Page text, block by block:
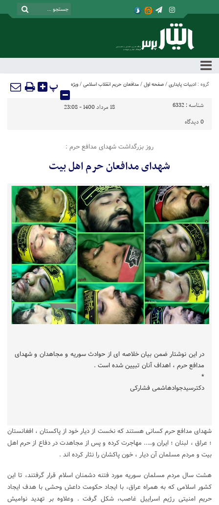
گروه : ادبیات پایداری / صفحه اول / مدافعان حریم انقلاب اسلامی / ویژه پ
شناسه : 6332
18 مرداد 1400 - 23:08
0 دیدگاه
روز بزرگداشت شهدای مدافع حرم :
شهدای مدافعان حرم اهل بیت
در این نوشتار ضمن بیان خلاصه ای از حوادث سوریه و مجاهدان و شهدای
مدافع حرم ، اهداف آنان تبیین شده است .
*
دکترسیدجوادهاشمی فشارکی
شهدای مدافع حرم کسانی هستند که نخست از دیار خود از پاکستان ، افغانستان
؛ عراق ، لبنان ؛ ایران و….. مهاجرت کرده و پس از مجاهدت در دفاع از حرم اهل
بیت و مردم مسلمان آن دیار ، خون پاکشان را نثار کرده اند .
هشت سال مردم مسلمان سوریه مورد فتنه دشمنان اسلام قرار گرفتند، تا این
کشور اسلامی که به همراه عراق، با ایجاد حکومت داعش وحشی با هدف ایجاد
حریم امنیتی رژیم اسراییل غاصب، شکل گرفت . وعلاوه بر تهدید نوامیش